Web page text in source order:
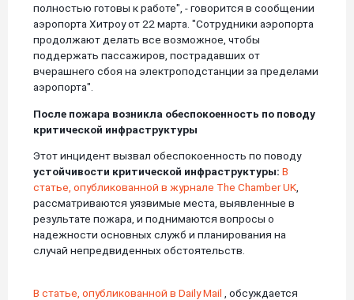
полностью готовы к работе", - говорится в сообщении
аэропорта Хитроу от 22 марта. "Сотрудники аэропорта
продолжают делать все возможное, чтобы
поддержать пассажиров, пострадавших от
вчерашнего сбоя на электроподстанции за пределами
аэропорта".
После пожара возникла обеспокоенность по поводу
критической инфраструктуры
Этот инцидент вызвал обеспокоенность по поводу
устойчивости критической инфраструктуры: В
статье, опубликованной в журнале The Chamber UK,
рассматриваются уязвимые места, выявленные в
результате пожара, и поднимаются вопросы о
надежности основных служб и планирования на
случай непредвиденных обстоятельств.
В статье, опубликованной в Daily Mail
, обсуждается